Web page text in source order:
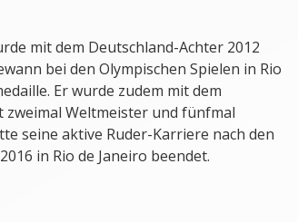
mit dem Deutschland-Achter 2012
bei den Olympischen Spielen in Rio
Er wurde zudem mit dem
zweimal Weltmeister und fünfmal
seine aktive Ruder-Karriere nach den
in Rio de Janeiro beendet.